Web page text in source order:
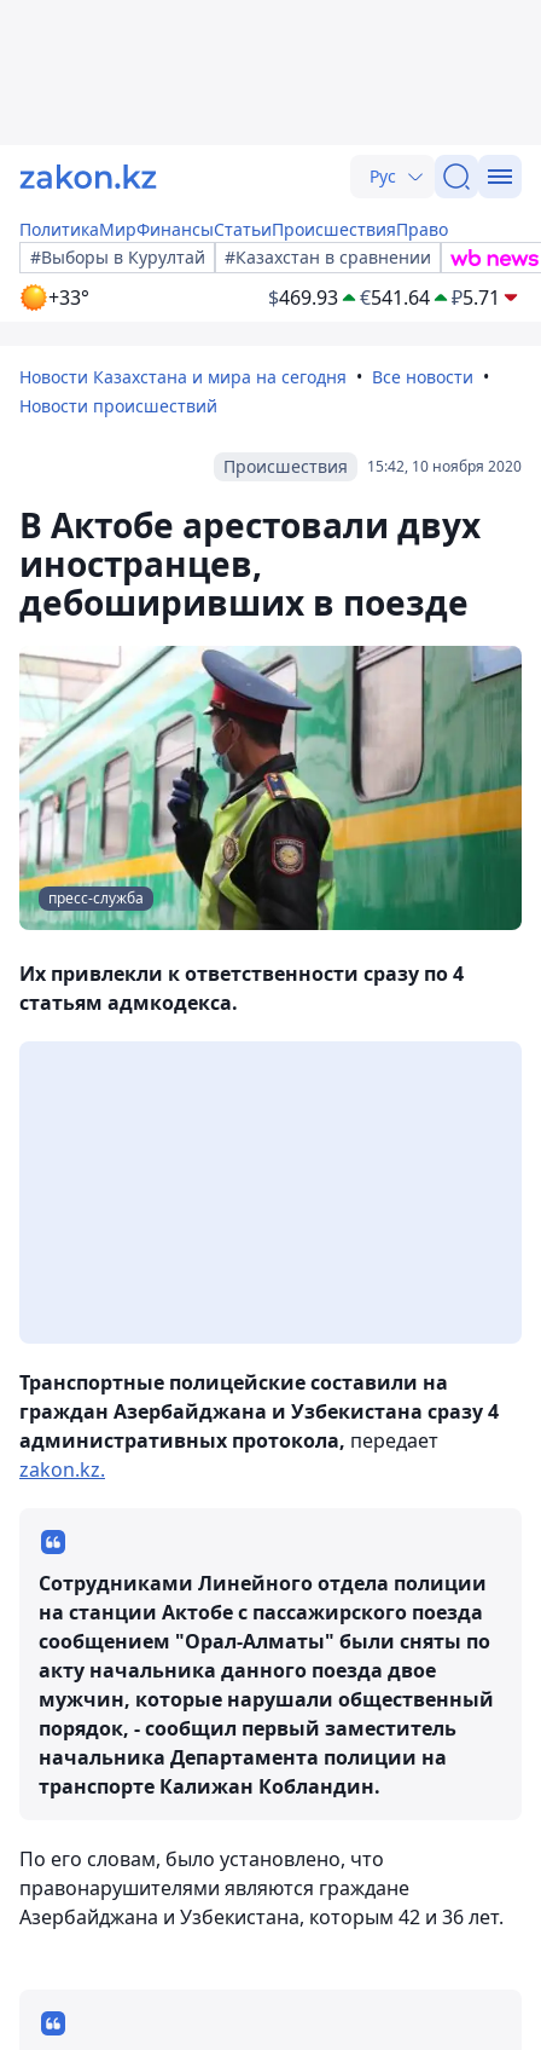
Рус
ПолитикаМирФинансыСтатьиПроисшествияПраво
#Выборы в Курултай
#Казахстан в сравнении
+33° $469.93 €541.64 ₽5.71
Новости Казахстана и мира на сегодня
Все новости
Новости происшествий
15:42, 10 ноября 2020
Происшествия
В Актобе арестовали двух
иностранцев,
дебоширивших в поезде
пресс-служба
Их привлекли к ответственности сразу по 4
статьям адмкодекса.
Транспортные полицейские составили на
граждан Азербайджана и Узбекистана сразу 4
административных протокола, передает
zakon.kz.
Сотрудниками Линейного отдела полиции
на станции Актобе с пассажирского поезда
сообщением "Орал-Алматы" были сняты по
акту начальника данного поезда двое
мужчин, которые нарушали общественный
порядок, - сообщил первый заместитель
начальника Департамента полиции на
транспорте Калижан Кобландин.
По его словам, было установлено, что
правонарушителями являются граждане
Азербайджана и Узбекистана, которым 42 и 36 лет.